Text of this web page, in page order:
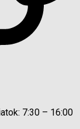
7:30 – 16:00